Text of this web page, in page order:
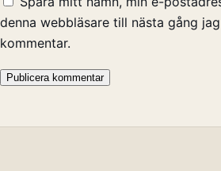
denna webbläsare till nästa gång
kommentar.